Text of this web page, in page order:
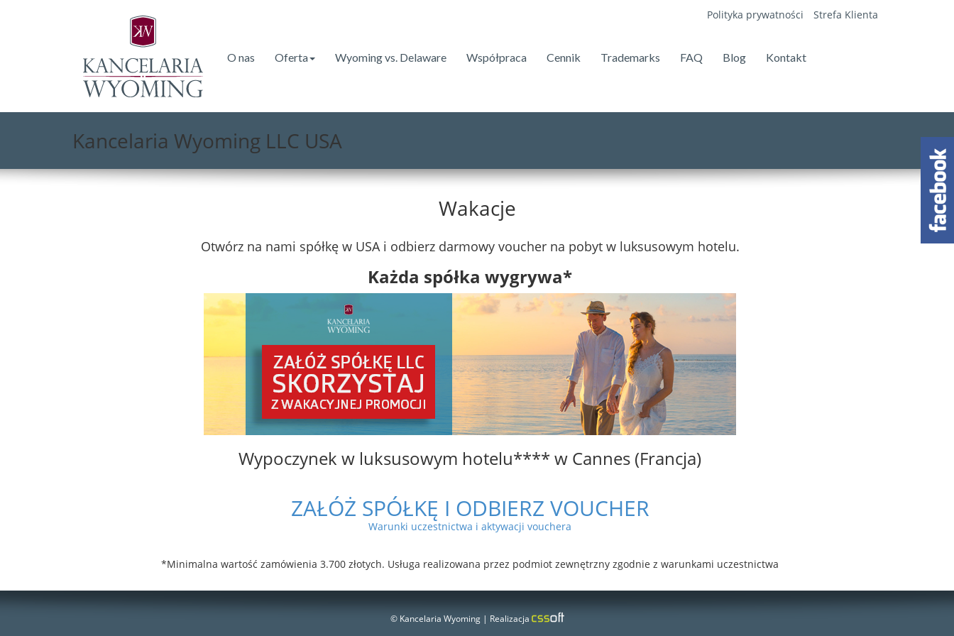
Polityka prywatności Strefa Klienta
O nas Oferta Wyoming vs. Delaware Współpraca Cennik Trademarks FAQ Blog Kontakt
Kancelaria Wyoming LLC USA
Wakacje
Otwórz na nami spółkę w USA i odbierz darmowy voucher na pobyt w luksusowym hotelu.
Każda spółka wygrywa*
Wypoczynek w luksusowym hotelu**** w Cannes (Francja)
ZAŁÓŻ SPÓŁKĘ I ODBIERZ VOUCHER
Warunki uczestnictwa i aktywacji vouchera
*Minimalna wartość zamówienia 3.700 złotych. Usługa realizowana przez podmiot zewnętrzny zgodnie z warunkami uczestnictwa
© Kancelaria Wyoming | Realizacja